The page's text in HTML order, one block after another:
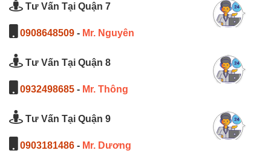
Tư Vấn Tại Quận 7
0908648509 - Mr. Nguyên
Tư Vấn Tại Quận 8
0932498685 - Mr. Thông
Tư Vấn Tại Quận 9
0903181486 - Mr. Dương